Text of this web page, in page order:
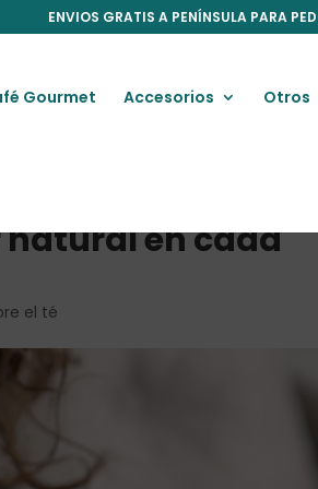
ENVIOS GRATIS A PENÍNSULA PARA
Gourmet Accesorios Otros
natural en cada
el té